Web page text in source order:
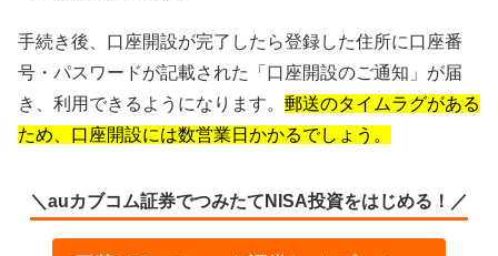
手続き後、口座開設が完了したら登録した住所に口座番
号・パスワードが記載された「口座開設のご通知」が届
き、利用できるようになります。 郵送のタイムラグがある
ため、口座開設には数営業日かかるでしょう。
＼auカブコム証券でつみたてNISA投資をはじめる！／